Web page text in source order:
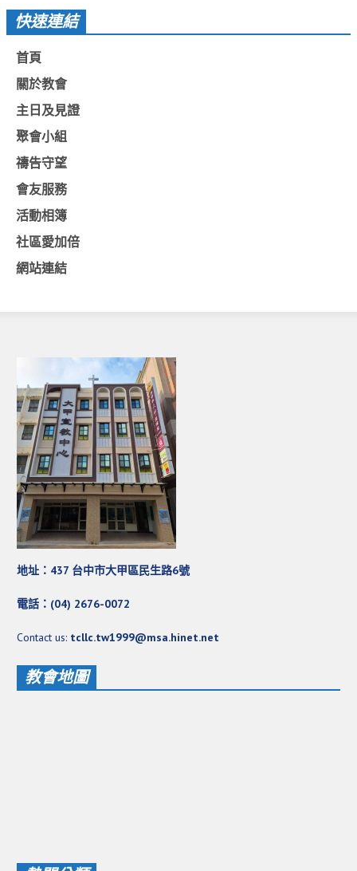
活動影音_2015年
活動影音_2013年
社區愛加倍
愛加倍協會介紹
陪讀班活動相簿
網站連結
讚美之泉 YOUTUBE 頻道
聖經 和合本
每日研經釋義
信望愛全球資訊網
蒲公英希望基金會
好消息衛星電視台
基督教今日報
基督教論壇報
豐盛國際事工 – AIM
快速連結
首頁
關於教會
主日及見證
聚會小組
禱告守望
會友服務
活動相簿
社區愛加倍
網站連結
地址：437 台中市大甲區民生路6號
電話：(04) 2676-0072
Contact us: tcllc.tw1999@msa.hinet.net
教會地圖